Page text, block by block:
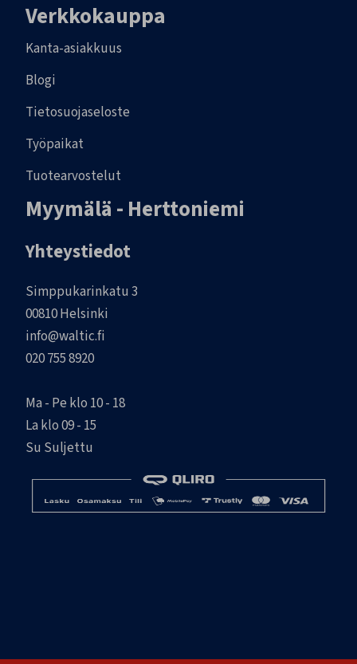
Verkkokauppa
Kanta-asiakkuus
Blogi
Tietosuojaseloste
Työpaikat
Tuotearvostelut
Myymälä - Herttoniemi
Yhteystiedot
Simppukarinkatu 3
00810 Helsinki
info@waltic.fi
020 755 8920
Ma - Pe klo 10 - 18
La klo 09 - 15
Su Suljettu